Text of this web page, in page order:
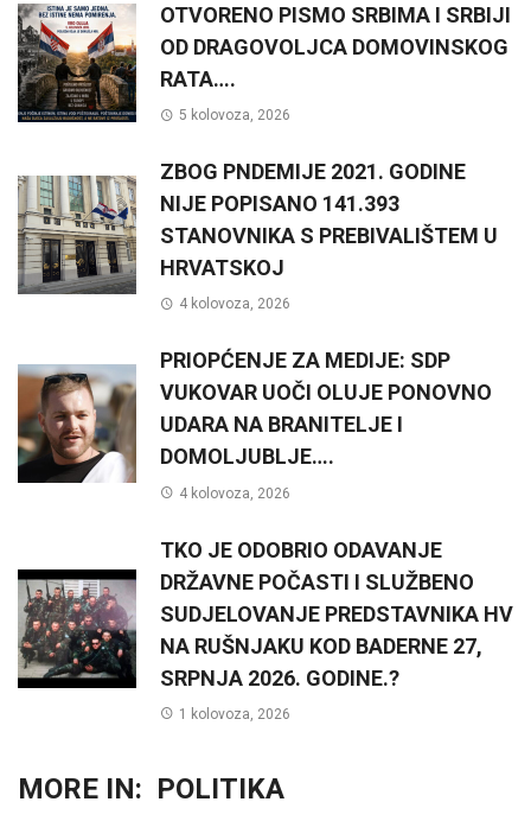
OTVORENO PISMO SRBIMA I SRBIJI
OD DRAGOVOLJCA DOMOVINSKOG
RATA….
5 kolovoza, 2026
ZBOG PNDEMIJE 2021. GODINE
NIJE POPISANO 141.393
STANOVNIKA S PREBIVALIŠTEM U
HRVATSKOJ
4 kolovoza, 2026
PRIOPĆENJE ZA MEDIJE: SDP
VUKOVAR UOČI OLUJE PONOVNO
UDARA NA BRANITELJE I
DOMOLJUBLJE….
4 kolovoza, 2026
TKO JE ODOBRIO ODAVANJE
DRŽAVNE POČASTI I SLUŽBENO
SUDJELOVANJE PREDSTAVNIKA HV
NA RUŠNJAKU KOD BADERNE 27,
SRPNJA 2026. GODINE.?
1 kolovoza, 2026
MORE IN: POLITIKA